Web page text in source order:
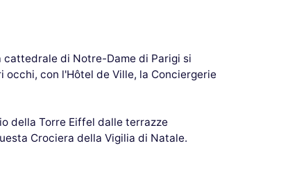
di Notre-Dame di Parigi si
con l'Hôtel de Ville, la Conciergerie
della Torre Eiffel dalle terrazze
Crociera della Vigilia di Natale.